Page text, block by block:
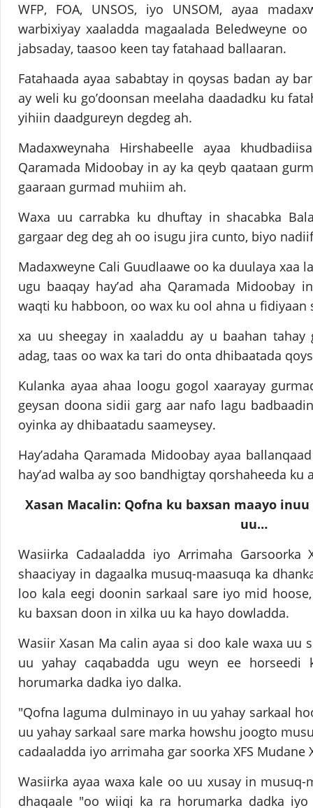
WFP, FOA, UNSOS, iyo UNSOM, ayaa
warbixiyay xaaladda magaalada Beledweyne
jabsaday, taasoo keen tay fatahaad ballaaran.
Fatahaada ayaa sababtay in qoysas badan ay
ay weli ku go’doonsan meelaha daadadku ku
yihiin daadgureyn degdeg ah.
Madaxweynaha Hirshabeelle ayaa
Qaramada Midoobay in ay ka qeyb qaataan
gaaraan gurmad muhiim ah.
Waxa uu carrabka ku dhuftay in shacabka
gargaar deg deg ah oo isugu jira cunto, biyo
Madaxweyne Cali Guudlaawe oo ka duulaya xaa
ugu baaqay hay’ad aha Qaramada Midoobay
waqti ku habboon, oo wax ku ool ahna u fidiyaan
xa uu sheegay in xaaladdu ay u baahan tahay
adag, taas oo wax ka tari do onta dhibaatada
Kulanka ayaa ahaa loogu gogol xaarayay
geysan doona sidii garg aar nafo lagu
oyinka ay dhibaatadu saameysey.
Hay’adaha Qaramada Midoobay ayaa
hay’ad walba ay soo bandhigtay qorshaheeda ku
Xasan Macalin: Qofna ku baxsan maayo
uu…
Wasiirka Cadaaladda iyo Arrimaha Garsoorka
shaaciyay in dagaalka musuq-maasuqa ka
loo kala eegi doonin sarkaal sare iyo mid
ku baxsan doon in xilka uu ka hayo dowladda.
Wasiir Xasan Ma calin ayaa si doo kale waxa uu
uu yahay caqabadda ugu weyn ee
horumarka dadka iyo dalka.
"Qofna laguma dulminayo in uu yahay sarkaal
uu yahay sarkaal sare marka howshu joogto
cadaaladda iyo arrimaha gar soorka XFS Mudane
Wasiirka ayaa waxa kale oo uu xusay in musuq-
dhaqaale "oo wiiqi ka ra horumarka dadka iyo